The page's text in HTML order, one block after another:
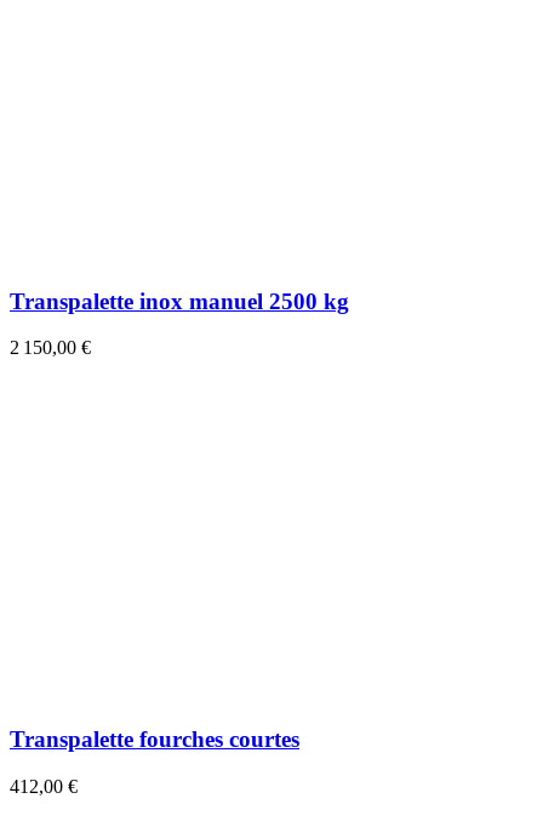
Transpalette inox manuel 2500 kg
2 150,00 €
Transpalette fourches courtes
412,00 €